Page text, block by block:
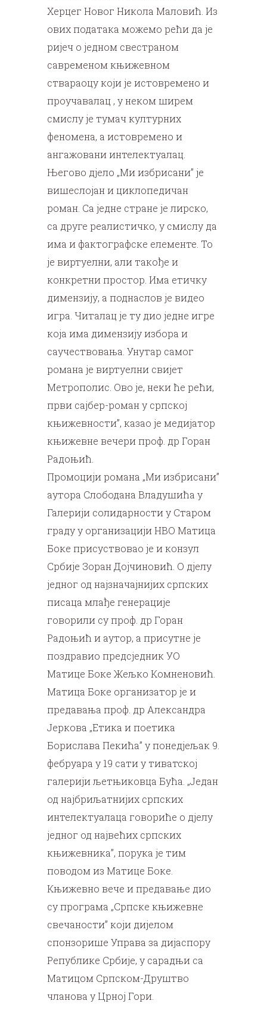
Херцег Новог Никола Маловић. Из
ових података можемо рећи да је
ријеч о једном свестраном
савременом књижевном
ствараоцу који је истовремено и
проучавалац , у неком ширем
смислу је тумач културних
феномена, а истовремено и
ангажовани интелектуалац.
Његово дјело „Ми избрисани” је
вишеслојан и циклопедичан
роман. Са једне стране је лирско,
са друге реалистичко, у смислу да
има и фактографске елементе. То
је виртуелни, али такође и
конкретни простор. Има етичку
димензију, а поднаслов је видео
игра. Читалац је ту дио једне игре
која има димензију избора и
саучествовања. Унутар самог
романа је виртуелни свијет
Метрополис. Ово је, неки ће рећи,
први сајбер-роман у српској
књижевности”, казао је медијатор
књижевне вечери проф. др Горан
Радоњић.
Промоцији романа „Ми избрисани”
аутора Слободана Владушића у
Галерији солидарности у Старом
граду у организацији НВО Матица
Боке присуствовао је и конзул
Србије Зоран Дојчиновић. О дјелу
једног од најзначајнијих српских
писаца млађе генерације
говорили су проф. др Горан
Радоњић и аутор, а присутне је
поздравио предсједник УО
Матице Боке Жељко Комненовић.
Матица Боке организатор је и
предавања проф. др Александра
Јеркова „Етика и поетика
Борислава Пекића” у понедјељак 9.
фебруара у 19 сати у тиватској
галерији љетњиковца Бућа. „Један
од најбриљатнијих српских
интелектуалаца говориће о дјелу
једног од највећих српских
књижевника”, порука је тим
поводом из Матице Боке.
Књижевно вече и предавање дио
су програма „Српске књижевне
свечаности” који дијелом
спонзорише Управа за дијаспору
Републике Србије, у сарадњи са
Матицом Српском-Друштво
чланова у Црној Гори.